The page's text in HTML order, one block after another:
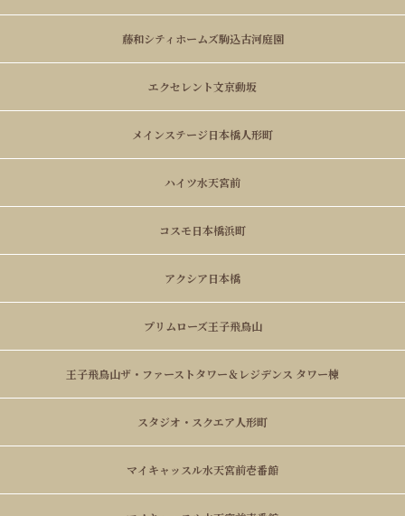
藤和シティホームズ駒込古河庭園
エクセレント文京動坂
メインステージ日本橋人形町
ハイツ水天宮前
コスモ日本橋浜町
アクシア日本橋
プリムローズ王子飛鳥山
王子飛鳥山ザ・ファーストタワー＆レジデンス タワー棟
スタジオ・スクエア人形町
マイキャッスル水天宮前壱番館